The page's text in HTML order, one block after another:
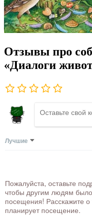
Отзывы про
«Диалоги
Лучшие
Пожалуйста, оставьте
чтобы другим людям
посещения! Расскажите о
планирует посещение.